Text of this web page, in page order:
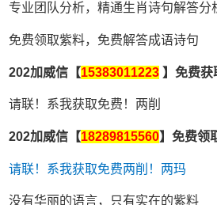
专业团队分析，精通生肖诗句解答分
免费领取紫料，免费解答成语诗句
202加威信【15383011223 】免费获
请联！系我获取免费！两削
202加威信【18289815560】免费领
请联！系我获取免费两削！两玛
没有华丽的语言，只有实在的紫料